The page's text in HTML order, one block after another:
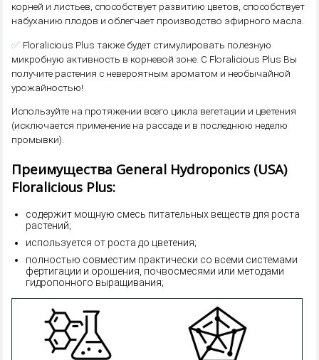
корней и листьев, способствует развитию цветов, способствует
набуханию плодов и облегчает производство эфирного масла.
✅ Floralicious Plus также будет стимулировать полезную
микробную активность в корневой зоне. С Floralicious Plus Вы
получите растения с невероятным ароматом и необычайной
урожайностью!
Используйте на протяжении всего цикла вегетации и цветения
(исключается применение на рассаде и в последнюю неделю
промывки).
Преимущества General Hydroponics (USA)
Floralicious Plus:
содержит мощную смесь питательных веществ для роста
растений;
используется от роста до цветения;
полностью совместим практически со всеми системами
фертигации и орошения, почвосмесями или методами
гидропонного выращивания;